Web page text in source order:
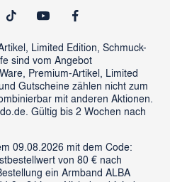
Limited Edition, Schmuck-
sind vom Angebot
Premium-Artikel, Limited
Gutscheine zählen nicht zum
mit anderen Aktionen.
Gültig bis 2 Wochen nach
09.08.2026 mit dem Code:
von 80 € nach
ein Armband ALBA